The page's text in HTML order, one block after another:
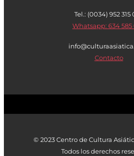
Tel.: (0034) 952 315
Whatsapp: 634 585
Contacto
© 2023 Centro de Cultura
Todos los derechos